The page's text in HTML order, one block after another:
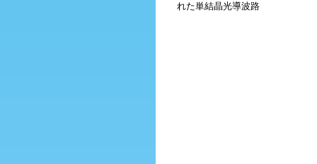
れた単結晶光導波路